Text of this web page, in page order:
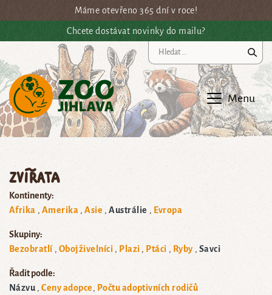
Přejít na hlavní obsahMáme otevřeno 365 dní v roce!
Chcete dostávat novinky do mailu?
Menu
Zvířata
Kontinenty:
Afrika
Amerika Asie Austrálie Evropa
Skupiny:
Bezobratlí
Obojživelníci Plazi Ptáci Ryby Savci
Řadit podle:
Názvu
Ceny adopce Počtu adoptivních rodičů